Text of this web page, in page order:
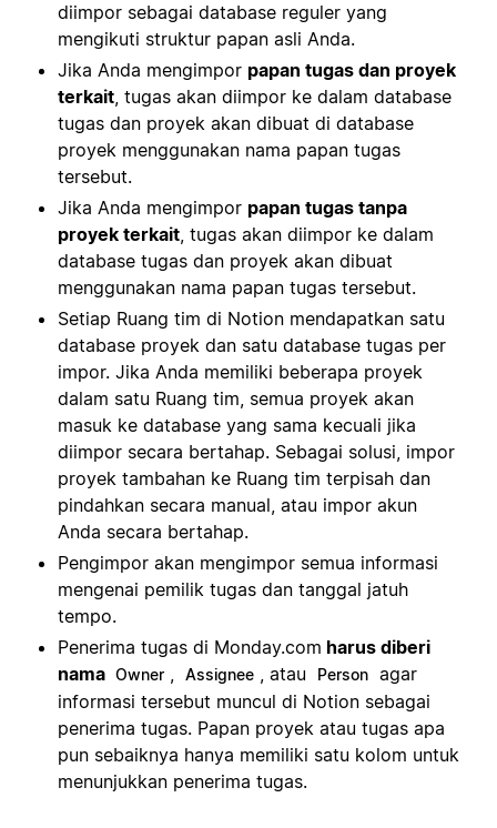
diimpor sebagai database reguler yang
mengikuti struktur papan asli Anda.
Jika Anda mengimpor papan tugas dan proyek
terkait, tugas akan diimpor ke dalam database
tugas dan proyek akan dibuat di database
proyek menggunakan nama papan tugas
tersebut.
Jika Anda mengimpor papan tugas tanpa
proyek terkait, tugas akan diimpor ke dalam
database tugas dan proyek akan dibuat
menggunakan nama papan tugas tersebut.
Setiap Ruang tim di Notion mendapatkan satu
database proyek dan satu database tugas per
impor. Jika Anda memiliki beberapa proyek
dalam satu Ruang tim, semua proyek akan
masuk ke database yang sama kecuali jika
diimpor secara bertahap. Sebagai solusi, impor
proyek tambahan ke Ruang tim terpisah dan
pindahkan secara manual, atau impor akun
Anda secara bertahap.
Pengimpor akan mengimpor semua informasi
mengenai pemilik tugas dan tanggal jatuh
tempo.
Penerima tugas di Monday.com harus diberi
nama Owner , Assignee , atau Person agar
informasi tersebut muncul di Notion sebagai
penerima tugas. Papan proyek atau tugas apa
pun sebaiknya hanya memiliki satu kolom untuk
menunjukkan penerima tugas.